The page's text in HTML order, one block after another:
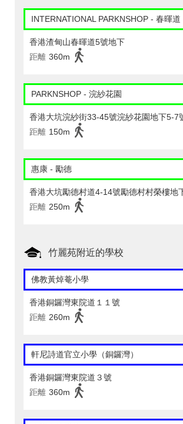
INTERNATIONAL PARKNSHOP - 春暉道
香港渣甸山春暉道5號地下
距離 360m
PARKNSHOP - 浣紗花園
香港大坑浣紗街33-45號浣紗花園地下5-7
距離 150m
惠康 - 勵德
香港大坑勵德村道4-14號勵德村村榮樓地
距離 250m
竹麗苑附近的學校
佛教黃焯菴小學
香港銅鑼灣東院道１１號
距離 260m
軒尼詩道官立小學（銅鑼灣）
香港銅鑼灣東院道３號
距離 360m